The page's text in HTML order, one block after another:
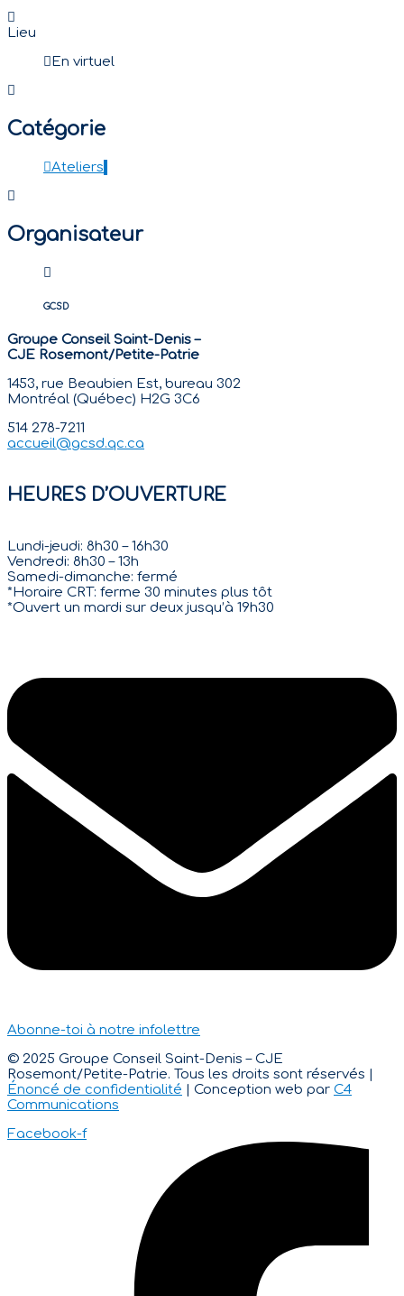
Lieu
En virtuel
Catégorie
Ateliers
Organisateur
GCSD
Groupe Conseil Saint-Denis –
CJE Rosemont/Petite-Patrie
1453, rue Beaubien Est, bureau 302
Montréal (Québec) H2G 3C6
514 278-7211
accueil@gcsd.qc.ca
HEURES D’OUVERTURE
Lundi-jeudi: 8h30 – 16h30
Vendredi: 8h30 – 13h
Samedi-dimanche: fermé
*Horaire CRT: ferme 30 minutes plus tôt
*Ouvert un mardi sur deux jusqu’à 19h30
Abonne-toi à notre infolettre
© 2025 Groupe Conseil Saint-Denis – CJE
Rosemont/Petite-Patrie. Tous les droits sont réservés |
Énoncé de confidentialité | Conception web par C4
Communications
Facebook-f